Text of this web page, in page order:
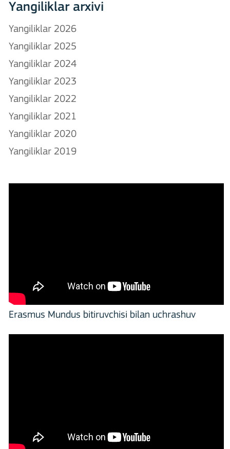
Yangiliklar arxivi
Yangiliklar 2026
Yangiliklar 2025
Yangiliklar 2024
Yangiliklar 2023
Yangiliklar 2022
Yangiliklar 2021
Yangiliklar 2020
Yangiliklar 2019
Erasmus Mundus bitiruvchisi bilan uchrashuv